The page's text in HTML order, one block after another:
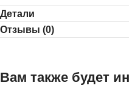
Детали
Отзывы (0)
Вам также будет